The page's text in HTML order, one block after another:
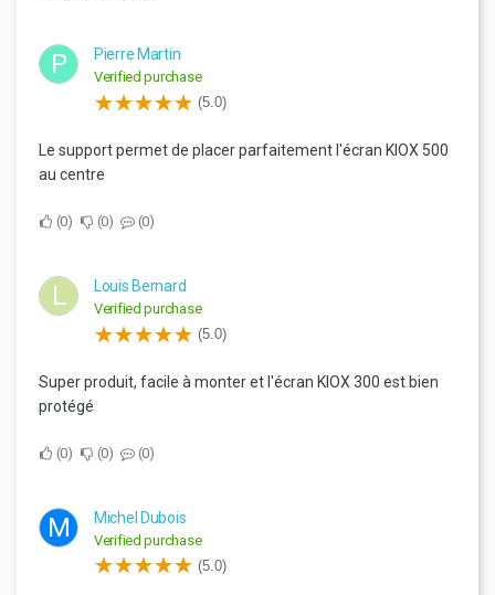
P Pierre Martin
Verified purchase
(5.0)
Le support permet de placer parfaitement l'écran KIOX 500
au centre
0 0 0
L Louis Bernard
Verified purchase
(5.0)
Super produit, facile à monter et l'écran KIOX 300 est bien
protégé
0 0 0
M Michel Dubois
Verified purchase
(5.0)